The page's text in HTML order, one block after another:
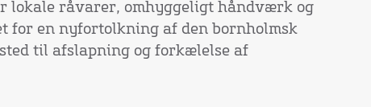
lokale råvarer, omhyggeligt håndværk og
for en nyfortolkning af den bornholmsk
til afslapning og forkælelse af